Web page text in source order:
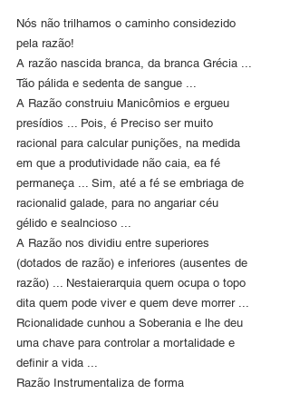
Nós não trilhamos o caminho considezido
pela razão!
A razão nascida branca, da branca Grécia ...
Tão pálida e sedenta de sangue ...
A Razão construiu Manicômios e ergueu
presídios ... Pois, é Preciso ser muito
racional para calcular punições, na medida
em que a produtividade não caia, ea fé
permaneça ... Sim, até a fé se embriaga de
racionalid galade, para no angariar céu
gélido e sealncioso ...
A Razão nos dividiu entre superiores
(dotados de razão) e inferiores (ausentes de
razão) ... Nestaierarquia quem ocupa o topo
dita quem pode viver e quem deve morrer ...
Rcionalidade cunhou a Soberania e lhe deu
uma chave para controlar a mortalidade e
definir a vida ...
Razão Instrumentaliza de forma